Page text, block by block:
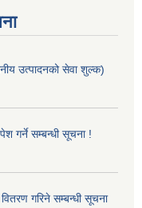
उत्पादनको सेवा शुल्क)
गर्ने सम्बन्धी सूचना !
गरिने सम्बन्धी सूचना